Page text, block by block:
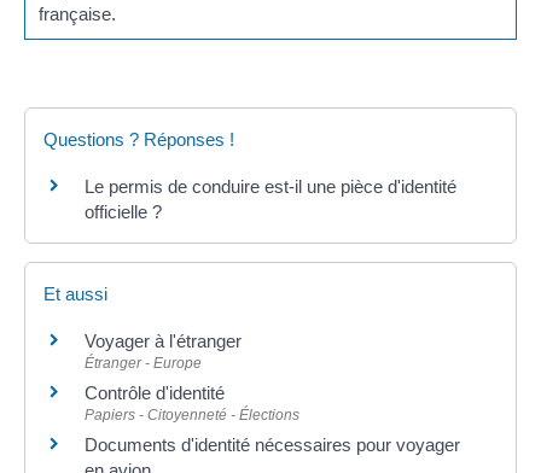
française.
Questions ? Réponses !
Le permis de conduire est-il une pièce d'identité
officielle ?
Et aussi
Voyager à l'étranger
Étranger - Europe
Contrôle d'identité
Papiers - Citoyenneté - Élections
Documents d'identité nécessaires pour voyager